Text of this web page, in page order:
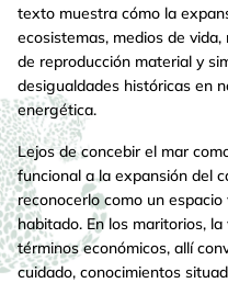
texto muestra cómo la
ecosistemas, medios de
de reproducción material y
desigualdades históricas en
energética.
Lejos de concebir el mar
funcional a la expansión del
reconocerlo como un
habitado. En los maritorios,
términos económicos, allí
cuidado, conocimientos